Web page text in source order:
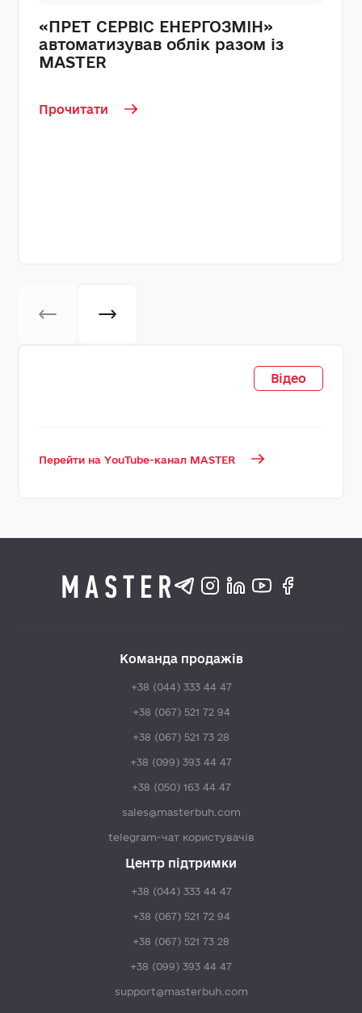
«ПРЕТ СЕРВІС ЕНЕРГОЗМІН»
автоматизував облік разом із
MASTER
Прочитати
Відео
Перейти на YouTube-канал MASTER
Команда продажів
+38 (044) 333 44 47
+38 (067) 521 72 94
+38 (067) 521 73 28
+38 (099) 393 44 47
+38 (050) 163 44 47
sales@masterbuh.com
telegram-чат користувачів
Центр підтримки
+38 (044) 333 44 47
+38 (067) 521 72 94
+38 (067) 521 73 28
+38 (099) 393 44 47
support@masterbuh.com